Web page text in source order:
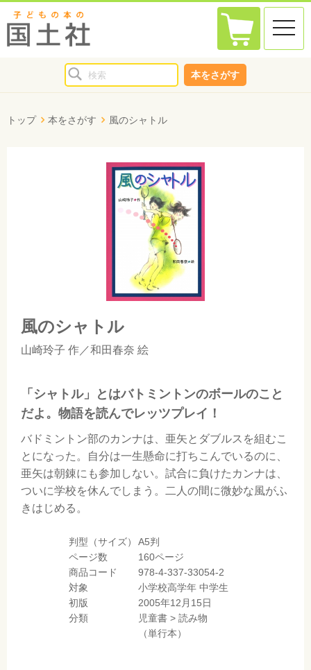
toggle
本をさがす
トップ 本をさがす 風のシャトル
風のシャトル
山崎玲子 作／和田春奈 絵
「シャトル」とはバトミントンのボールのこと
だよ。物語を読んでレッツプレイ！
バドミントン部のカンナは、亜矢とダブルスを組むこ
とになった。自分は一生懸命に打ちこんでいるのに、
亜矢は朝錬にも参加しない。試合に負けたカンナは、
ついに学校を休んでしまう。二人の間に微妙な風がふ
きはじめる。
判型（サイズ）
A5判
ページ数
160ページ
商品コード
978-4-337-33054-2
対象
小学校高学年 中学生
初版
2005年12月15日
分類
児童書 > 読み物
（単行本）